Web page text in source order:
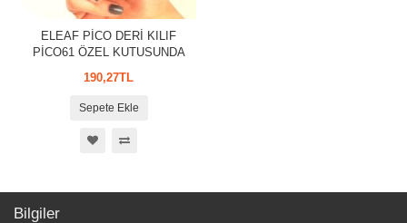
ELEAF PİCO DERİ KILIF
PİCO61 ÖZEL KUTUSUNDA
190,27TL
Sepete Ekle
Bilgiler